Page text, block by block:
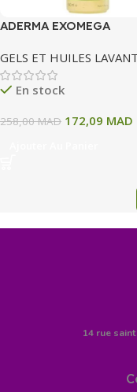
ADERMA EXOMEGA
EMOLLIENTE 500 ML
GELS ET HUILES
En stock
258,00MAD 172,09 MAD
14 rue